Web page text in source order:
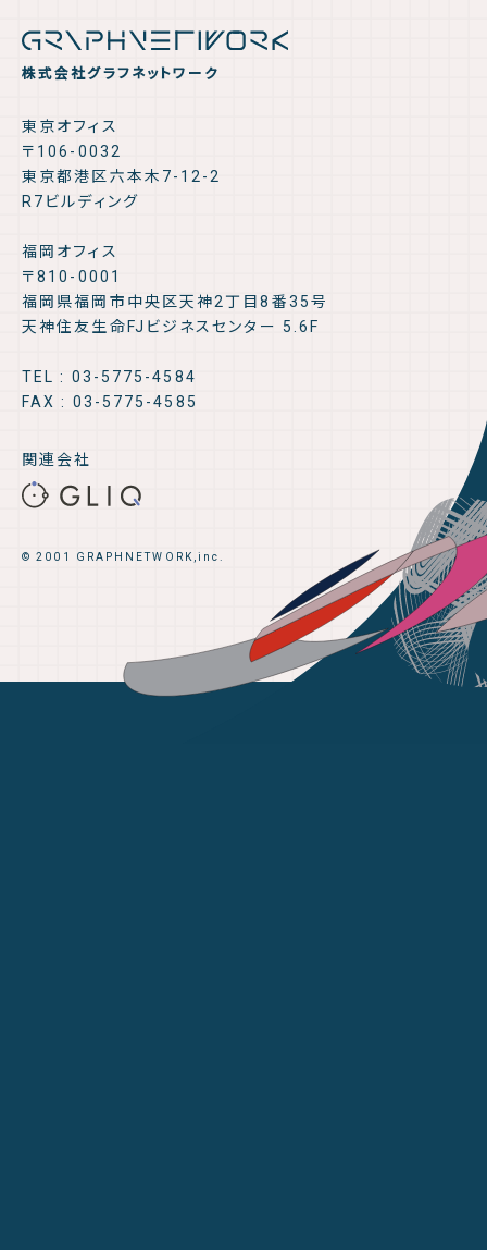
株式会社グラフネットワーク
東京オフィス
〒106-0032
東京都港区六本木7-12-2
R7ビルディング
福岡オフィス
〒810-0001
福岡県福岡市中央区天神2丁目8番35号
天神住友生命FJビジネスセンター 5.6F
TEL : 03-5775-4584
FAX : 03-5775-4585
関連会社
© 2001 GRAPHNETWORK,inc.